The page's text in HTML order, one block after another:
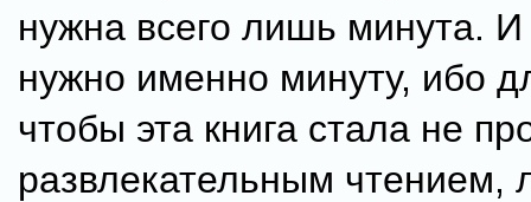
нужна всего лишь минута. И
нужно именно минуту, ибо
чтобы эта книга стала не
развлекательным чтением,